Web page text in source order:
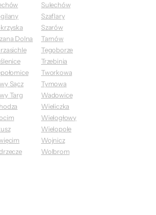
Dolna
Sącz
Targ
Sulechów
Szaflary
Szarów
Tarnów
Tęgoborze
Trzebinia
Tworkowa
Tymowa
Wadowice
Wieliczka
Wielogłowy
Wielopole
Wojnicz
Wolbrom